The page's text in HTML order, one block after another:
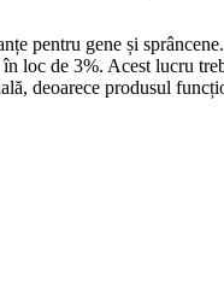
pentru gene și sprâncene.
de 3%. Acest lucru
deoarece produsul